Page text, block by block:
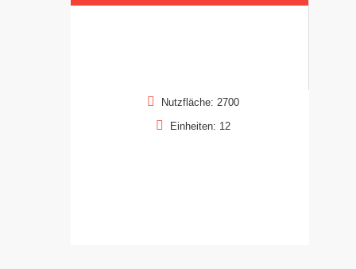
Nutzfläche: 2700
Einheiten: 12